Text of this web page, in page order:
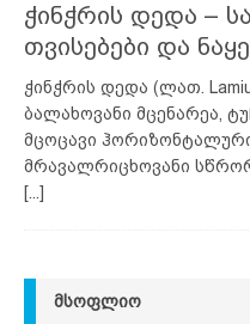
ჭინჭრის დედა –
თვისებები და
ჭინჭრის დედა (ლათ.
ბალახოვანი მცენარეა,
მცოცავი
მრავალრიცხოვანი
[...]
ᲛᲡᲝᲤᲚᲘᲝ